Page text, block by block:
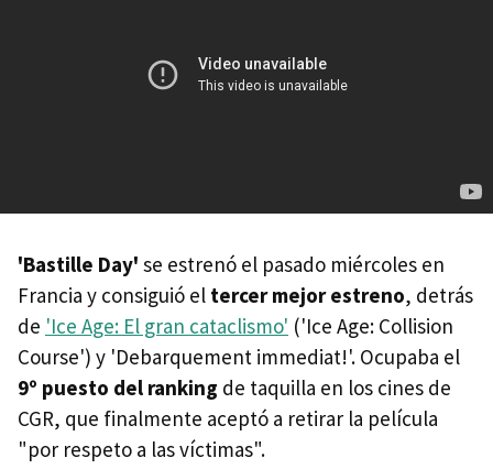
'Bastille Day' se estrenó el pasado miércoles en
Francia y consiguió el tercer mejor estreno, detrás
de 'Ice Age: El gran cataclismo' ('Ice Age: Collision
Course') y 'Debarquement immediat!'. Ocupaba el
9º puesto del ranking de taquilla en los cines de
CGR, que finalmente aceptó a retirar la película
"por respeto a las víctimas".